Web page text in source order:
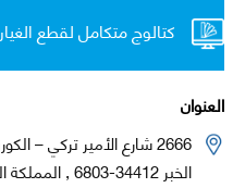
كتالوج متكامل لقطع الغيار
العنوان
2666 شارع الأمير تركي – الكورنيش , وحدة رقم 102
الخبر 34412-6803 , المملكة العربية السعودية